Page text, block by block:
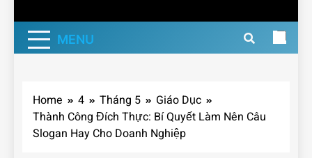
MENU
Home 4 Tháng 5
Giáo Dục
Thành Công Đích Thực: Bí Quyết Làm Nên Câu
Slogan Hay Cho Doanh Nghiệp